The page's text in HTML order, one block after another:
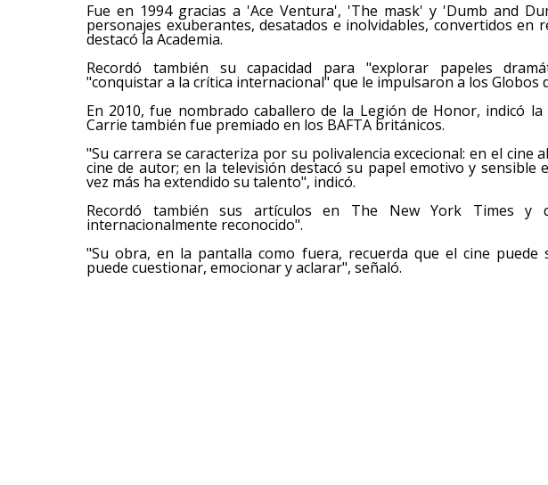
Fue en 1994 gracias a 'Ace Ventura', 'The mask' y 'Dumb and
personajes exuberantes, desatados e inolvidables, convertidos en
destacó la Academia.
Recordó también su capacidad para "explorar papeles
"conquistar a la crítica internacional" que le impulsaron a los Globos
En 2010, fue nombrado caballero de la Legión de Honor, indicó la
Carrie también fue premiado en los BAFTA británicos.
"Su carrera se caracteriza por su polivalencia excecional: en el cine
cine de autor; en la televisión destacó su papel emotivo y sensible
vez más ha extendido su talento", indicó.
Recordó también sus artículos en The New York Times y
internacionalmente reconocido".
"Su obra, en la pantalla como fuera, recuerda que el cine puede
puede cuestionar, emocionar y aclarar", señaló.